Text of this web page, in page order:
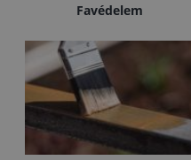
Favédelem